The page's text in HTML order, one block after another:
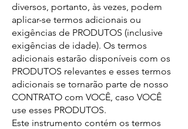
diversos, portanto, às vezes, podem
aplicar-se termos adicionais ou
exigências de PRODUTOS (inclusive
exigências de idade). Os termos
adicionais estarão disponíveis com os
PRODUTOS relevantes e esses termos
adicionais se tornarão parte de nosso
CONTRATO com VOCÊ, caso VOCÊ
use esses PRODUTOS.
Este instrumento contém os termos